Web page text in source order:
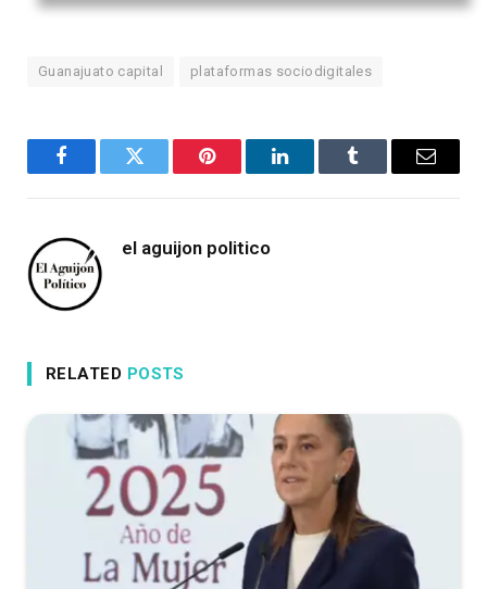
Guanajuato capital plataformas sociodigitales
FacebookTwitter Pinterest LinkedInTumblr Email
el aguijon politico
RELATED POSTS